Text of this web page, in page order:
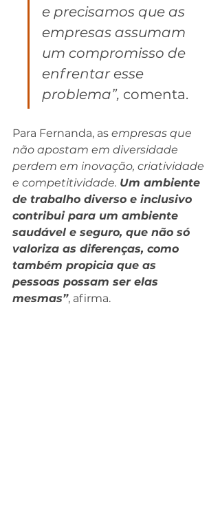
e precisamos que as
empresas assumam
um compromisso de
enfrentar esse
problema”, comenta.
Para Fernanda, as empresas que
não apostam em diversidade
perdem em inovação, criatividade
e competitividade. Um ambiente
de trabalho diverso e inclusivo
contribui para um ambiente
saudável e seguro, que não só
valoriza as diferenças, como
também propicia que as
pessoas possam ser elas
mesmas”, afirma.